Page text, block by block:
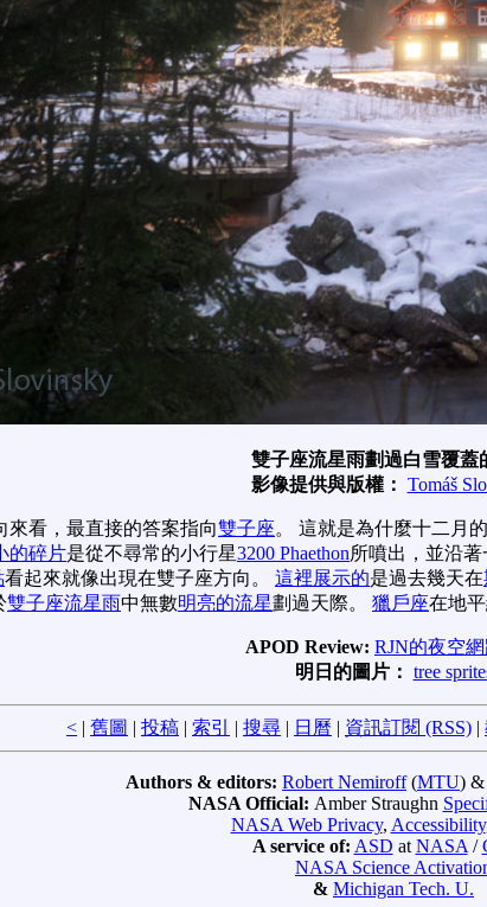
雙子座流星雨劃過白雪覆蓋
影像提供與版權： Tomáš
看，最直接的答案指向雙子座。 這就是為什麼十二月
的碎片是從不尋常的小行星3200 Phaethon所噴出，並沿
看起來就像出現在雙子座方向。 這裡展示的是過去幾天在
雙子座流星雨中無數明亮的流星劃過天際。 獵戶座在地
APOD Review: RJN的夜空
明日的圖片： tree
< | 舊圖 | 投稿 | 索引 | 搜尋 | 日曆 | 資訊訂閱 (RSS) |
Authors & editors: Robert Nemiroff(MTU) &
NASA Official: Amber Straughn
NASA Web Privacy, Accessibility
A service of: ASD at NASA /
NASA Science
& Michigan Tech. U.